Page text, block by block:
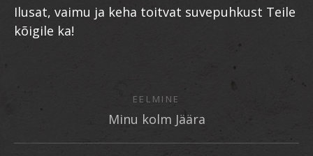
Ilusat, vaimu ja keha toitvat suvepuhkust Teile
kõigile ka!
EELMINE
Minu kolm Jäära